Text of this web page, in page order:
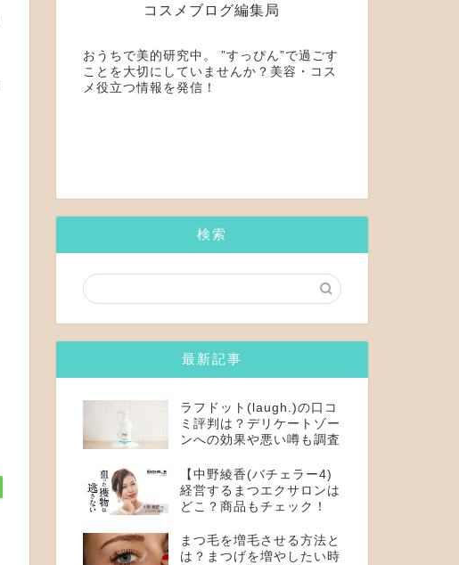
コスメブログ編集局
おうちで美的研究中。 ”すっぴん”で過ごす
ことを大切にしていませんか？美容・コス
メ役立つ情報を発信！
検索
最新記事
ラフドット(laugh.)の口コ
ミ評判は？デリケートゾー
ンへの効果や悪い噂も調査
【中野綾香(バチェラー4)
経営するまつエクサロンは
どこ？商品もチェック！
まつ毛を増毛させる方法と
は？まつげを増やしたい時